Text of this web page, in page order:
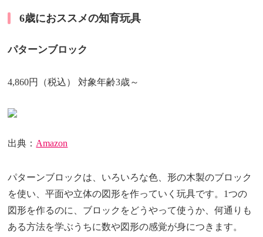
6歳におススメの知育玩具
パターンブロック
4,860円（税込） 対象年齢3歳～
出典： Amazon
パターンブロックは、いろいろな色、形の木製のブロック
を使い、平面や立体の図形を作っていく玩具です。1つの
図形を作るのに、ブロックをどうやって使うか、何通りも
ある方法を学ぶうちに数や図形の感覚が身につきます。